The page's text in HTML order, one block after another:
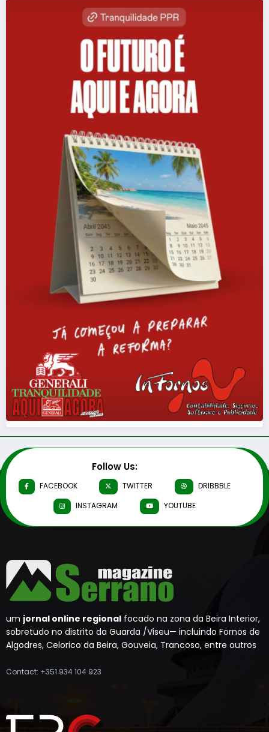
Follow Us:
FACEBOOK TWITTER
DRIBBBLE
INSTAGRAM
YOUTUBE
um jornal online regional focado na zona da Beira Interior,
sobretudo no distrito da Guarda /Viseu— incluindo Fornos de
Algodres, Celorico da Beira, Gouveia, Trancoso, entre outros
Contact: +351 934 104 923